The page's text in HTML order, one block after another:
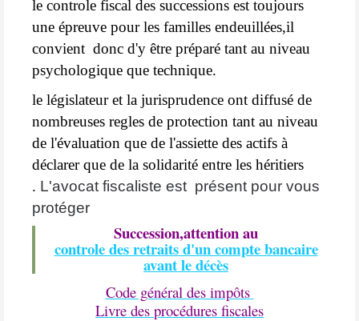
le controle fiscal des successions est toujours
une épreuve pour les familles endeuillées,il
convient donc d'y être préparé tant au niveau
psychologique que technique.
le législateur et la jurisprudence ont diffusé de
nombreuses regles de protection tant au niveau
de l'évaluation que de l'assiette des actifs à
déclarer que de la solidarité entre les héritiers
. L'avocat fiscaliste est présent pour vous
protéger
Succession,attention au
controle des retraits d'un compte bancaire
avant le décès
Code général des impôts
Livre des procédures fiscales